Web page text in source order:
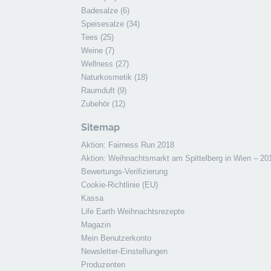
Badesalze (6)
Speisesalze (34)
Tees (25)
Weine (7)
Wellness (27)
Naturkosmetik (18)
Raumduft (9)
Zubehör (12)
Sitemap
Aktion: Fairness Run 2018
Aktion: Weihnachtsmarkt am Spittelberg in Wien –
Bewertungs-Verifizierung
Cookie-Richtlinie (EU)
Kassa
Life Earth Weihnachtsrezepte
Magazin
Mein Benutzerkonto
Newsletter-Einstellungen
Produzenten